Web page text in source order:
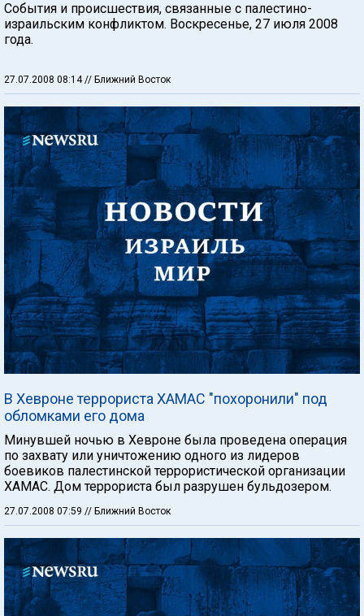
События и происшествия, связанные с палестино-
израильским конфликтом. Воскресенье, 27 июля 2008
года.
27.07.2008 08:14// Ближний Восток
В Хевроне террориста ХАМАС "похоронили" под
обломками его дома
Минувшей ночью в Хевроне была проведена операция
по захвату или уничтожению одного из лидеров
боевиков палестинской террористической организации
ХАМАС. Дом террориста был разрушен бульдозером.
27.07.2008 07:59 // Ближний Восток